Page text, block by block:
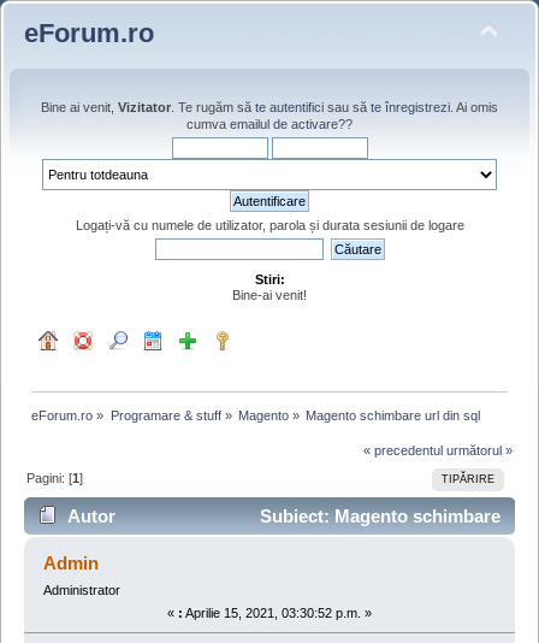
eForum.ro
Bine ai venit, Vizitator . Te rugăm să te autentifici sau să te înregistrezi . Ai omis
cumva emailul de activare??
Logați-vă cu numele de utilizator, parola și durata sesiunii de logare
Stiri:
Bine-ai venit!
eForum.ro » Programare & stuff» Magento» Magento schimbare url din sql
« precedentul următorul »
TIPĂRIRE
Pagini: [1]
Autor
Subiect: Magento schimbare
url din sql (Citit de 73064 ori)
Admin
Administrator
« : Aprilie 15, 2021, 03:30:52 p.m. »